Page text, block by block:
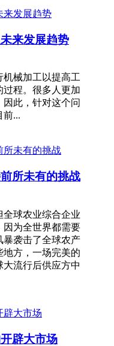
来发展趋势
械加工以提高工
程。很多人更加
此，针对这个问
前...
所未有的挑战
球农业综合企业
为全世界都需要
暴袭击了全球农产
方，一场完美的
流行后供应方中
辟大市场